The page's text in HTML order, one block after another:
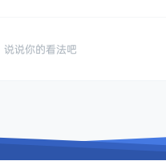
说说你的看法吧